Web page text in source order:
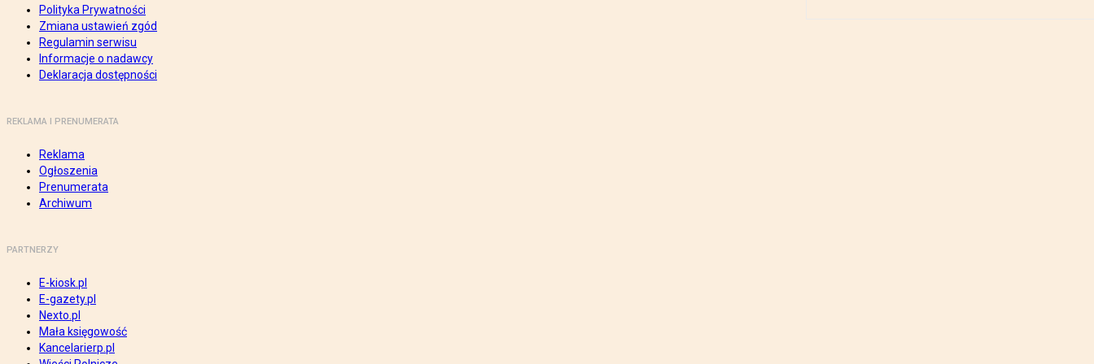
Polityka Prywatności
Zmiana ustawień zgód
Regulamin serwisu
Informacje o nadawcy
Deklaracja dostępności
REKLAMA I PRENUMERATA
Reklama
Ogłoszenia
Prenumerata
Archiwum
PARTNERZY
E-kiosk.pl
E-gazety.pl
Nexto.pl
Mała księgowość
Kancelarierp.pl